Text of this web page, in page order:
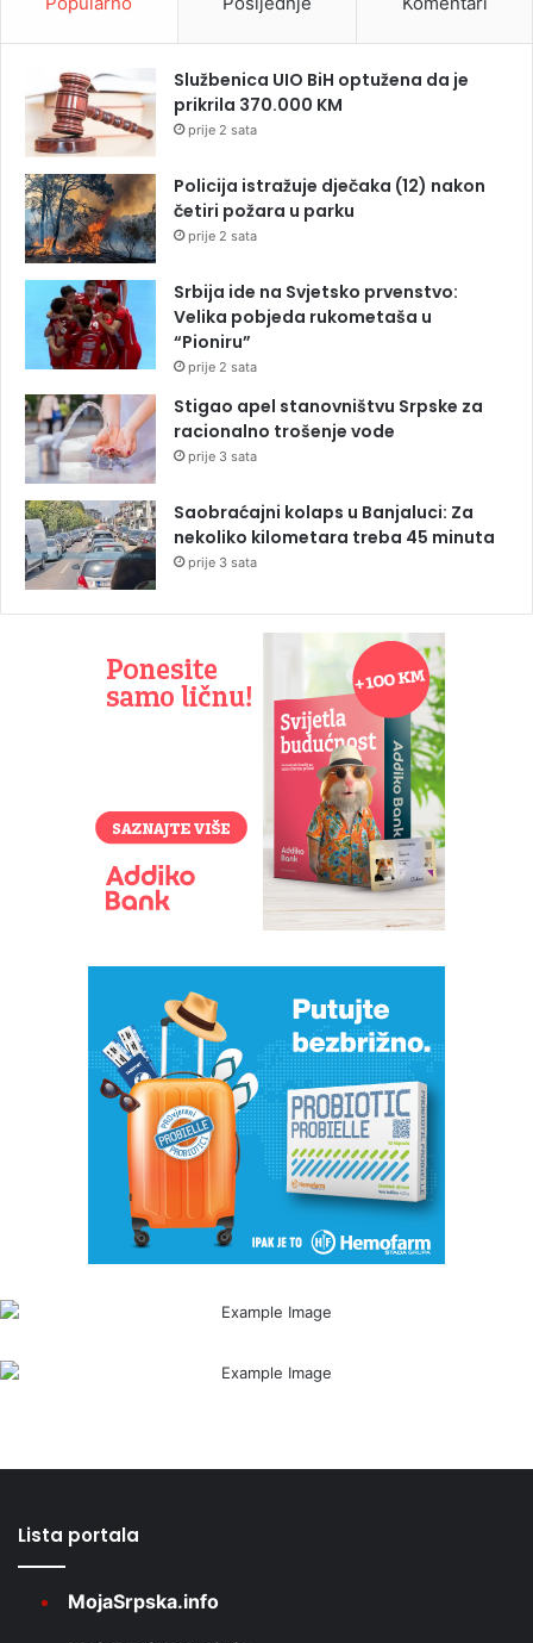
Službenica UIO BiH optužena da je
prikrila 370.000 KM
prije 2 sata
Policija istražuje dječaka (12) nakon
četiri požara u parku
prije 2 sata
Srbija ide na Svjetsko prvenstvo:
Velika pobjeda rukometaša u
“Pioniru”
prije 2 sata
Stigao apel stanovništvu Srpske za
racionalno trošenje vode
prije 3 sata
Saobraćajni kolaps u Banjaluci: Za
nekoliko kilometara treba 45 minuta
prije 3 sata
Lista portala
MojaSrpska.info